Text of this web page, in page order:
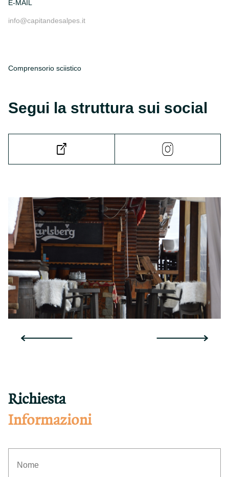
E-MAIL
info@capitandesalpes.it
Comprensorio sciistico
Segui la struttura sui social
Richiesta
Informazioni